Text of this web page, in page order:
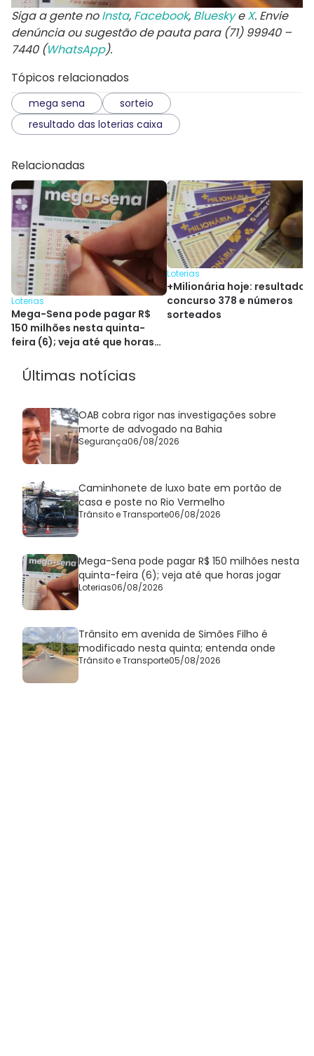
Siga a gente noInsta, Facebook, BlueskyeX. Envie
denúncia ou sugestão de pauta para (71) 99940 –
7440 (WhatsApp).
Tópicos relacionados
mega sena
sorteio
resultado das loterias caixa
Relacionadas
Loterias
Mega-Sena pode pagar R$
150 milhões nesta quinta-
feira (6); veja até que horas
Loterias
+Milionária hoje: resultado
concurso 378 e números
sorteados
Últimas notícias
OAB cobra rigor nas investigações sobre
morte de advogado na Bahia
Segurança06/08/2026
Caminhonete de luxo bate em portão de
casa e poste no Rio Vermelho
Trânsito e Transporte06/08/2026
Mega-Sena pode pagar R$ 150 milhões nesta
quinta-feira (6); veja até que horas jogar
Loterias06/08/2026
Trânsito em avenida de Simões Filho é
modificado nesta quinta; entenda onde
Trânsito e Transporte05/08/2026